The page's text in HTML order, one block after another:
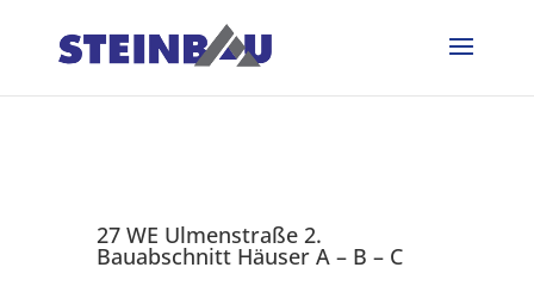
27 WE Ulmenstraße 2.
Bauabschnitt Häuser A – B – C